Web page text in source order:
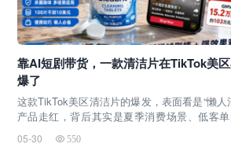
靠AI短剧带货，一款清洁片在TikTok美
爆了
这款TikTok美区清洁片的爆发，表面看是“懒人
产品走红，背后其实是夏季消费场景、低客
品和AI短剧带货共同作用的结果。随着美国6月
节、毕业季、户外聚会、露营和世界杯观赛
05-30 550